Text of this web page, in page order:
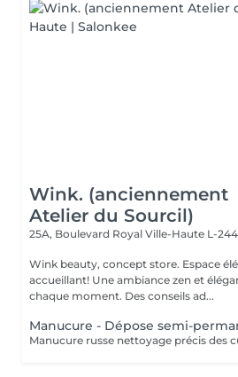
Wink. (anciennement
Atelier du Sourcil)
25A, Boulevard Royal Ville-Haute L-
Wink beauty, concept store. Espace élégante, chaleureux et
accueillant! Une ambiance zen et
chaque moment. Des conseils ad...
Manucure - Dépose semi-